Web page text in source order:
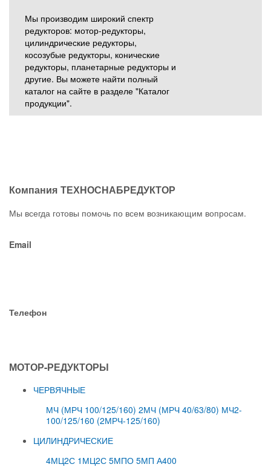
Мы производим широкий спектр
редукторов: мотор-редукторы,
цилиндрические редукторы,
косозубые редукторы, конические
редукторы, планетарные редукторы и
другие. Вы можете найти полный
каталог на сайте в разделе "Каталог
продукции".
Компания ТЕХНОСНАБРЕДУКТОР
Мы всегда готовы помочь по всем возникающим вопросам.
Email
Телефон
МОТОР-РЕДУКТОРЫ
ЧЕРВЯЧНЫЕ
МЧ (МРЧ 100/125/160) 2МЧ (МРЧ 40/63/80) МЧ2-
100/125/160 (2МРЧ-125/160)
ЦИЛИНДРИЧЕСКИЕ
4МЦ2С 1МЦ2С 5МПО 5МП А400